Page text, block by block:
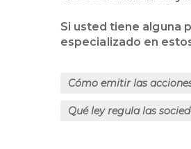
Si usted tiene alguna
especializado en
Cómo emitir las
Qué ley regula las